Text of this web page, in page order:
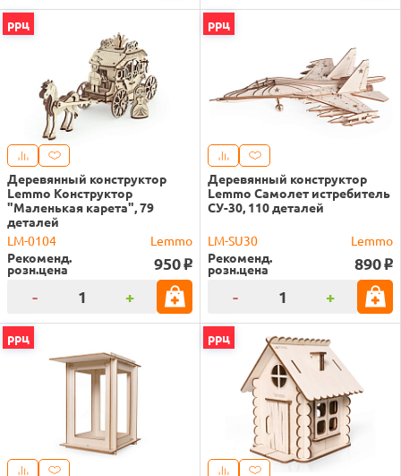
ррц
Деревянный конструктор
Lemmo Конструктор
"Маленькая карета", 79
деталей
LM-0104
Lemmo
Рекоменд.
розн.цена 950 o
- +
ррц
Деревянный конструктор
Lemmo Самолет истребитель
СУ-30, 110 деталей
LM-SU30
Lemmo
Рекоменд.
розн.цена 890 o
- +
ррц ррц